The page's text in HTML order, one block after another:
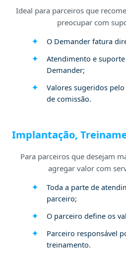
Ideal para parceiros que
preocupar com
O Demander fatura
Atendimento e
Demander;
Valores sugeridos
de comissão.
Implantação,
Para parceiros que desejam
agregar valor com
Toda a parte de
parceiro;
O parceiro define os
Parceiro responsável
treinamento.